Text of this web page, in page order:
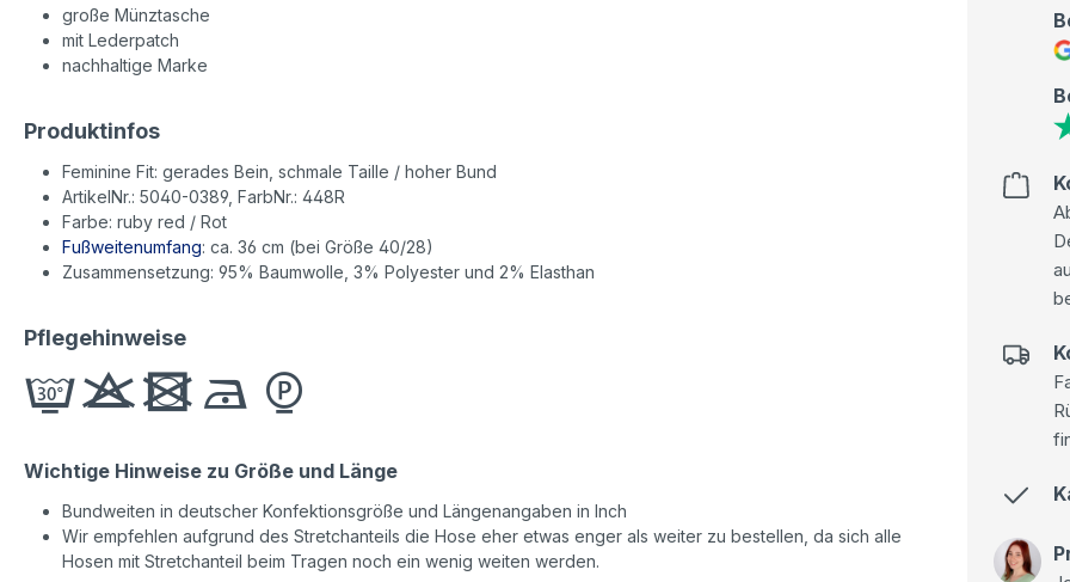
große Münztasche
mit Lederpatch
nachhaltige Marke
Produktinfos
Feminine Fit: gerades Bein, schmale Taille / hoher Bund
ArtikelNr.: 5040-0389, FarbNr.: 448R
Farbe: ruby red / Rot
Fußweitenumfang: ca. 36 cm (bei Größe 40/28)
Zusammensetzung: 95% Baumwolle, 3% Polyester und 2% Elasthan
Pflegehinweise
Wichtige Hinweise zu Größe und Länge
Bundweiten in deutscher Konfektionsgröße und Längenangaben in Inch
Wir empfehlen aufgrund des Stretchanteils die Hose eher etwas enger als weiter zu bestellen, da sich alle
Hosen mit Stretchanteil beim Tragen noch ein wenig weiten werden.